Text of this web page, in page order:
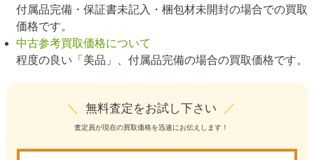
付属品完備・保証書未記入・梱包材未開封の場合での買取
価格です。
中古参考買取価格について
程度の良い「美品」、付属品完備の場合の買取価格です。
＼ 無料査定をお試し下さい ／
査定員が現在の買取価格を迅速にお伝えします！